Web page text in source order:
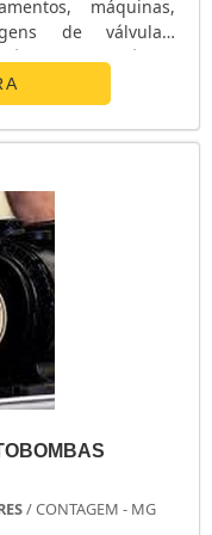
máquinas,
de válvulas,
pneumáticas
ótima precisão
pela
/ CONTAGEM - MG